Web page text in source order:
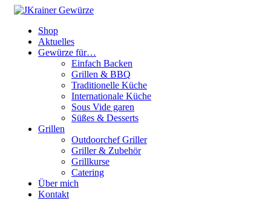
Shop
Aktuelles
Gewürze für…
Einfach Backen
Grillen & BBQ
Traditionelle Küche
Internationale Küche
Sous Vide garen
Süßes & Desserts
Grillen
Outdoorchef Griller
Griller & Zubehör
Grillkurse
Catering
Über mich
Kontakt